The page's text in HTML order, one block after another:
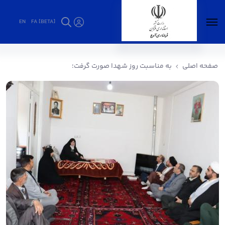
FA [BETA]
EN
آوج
صفحه اصلی به مناسبت روز شهدا صورت گرفت؛